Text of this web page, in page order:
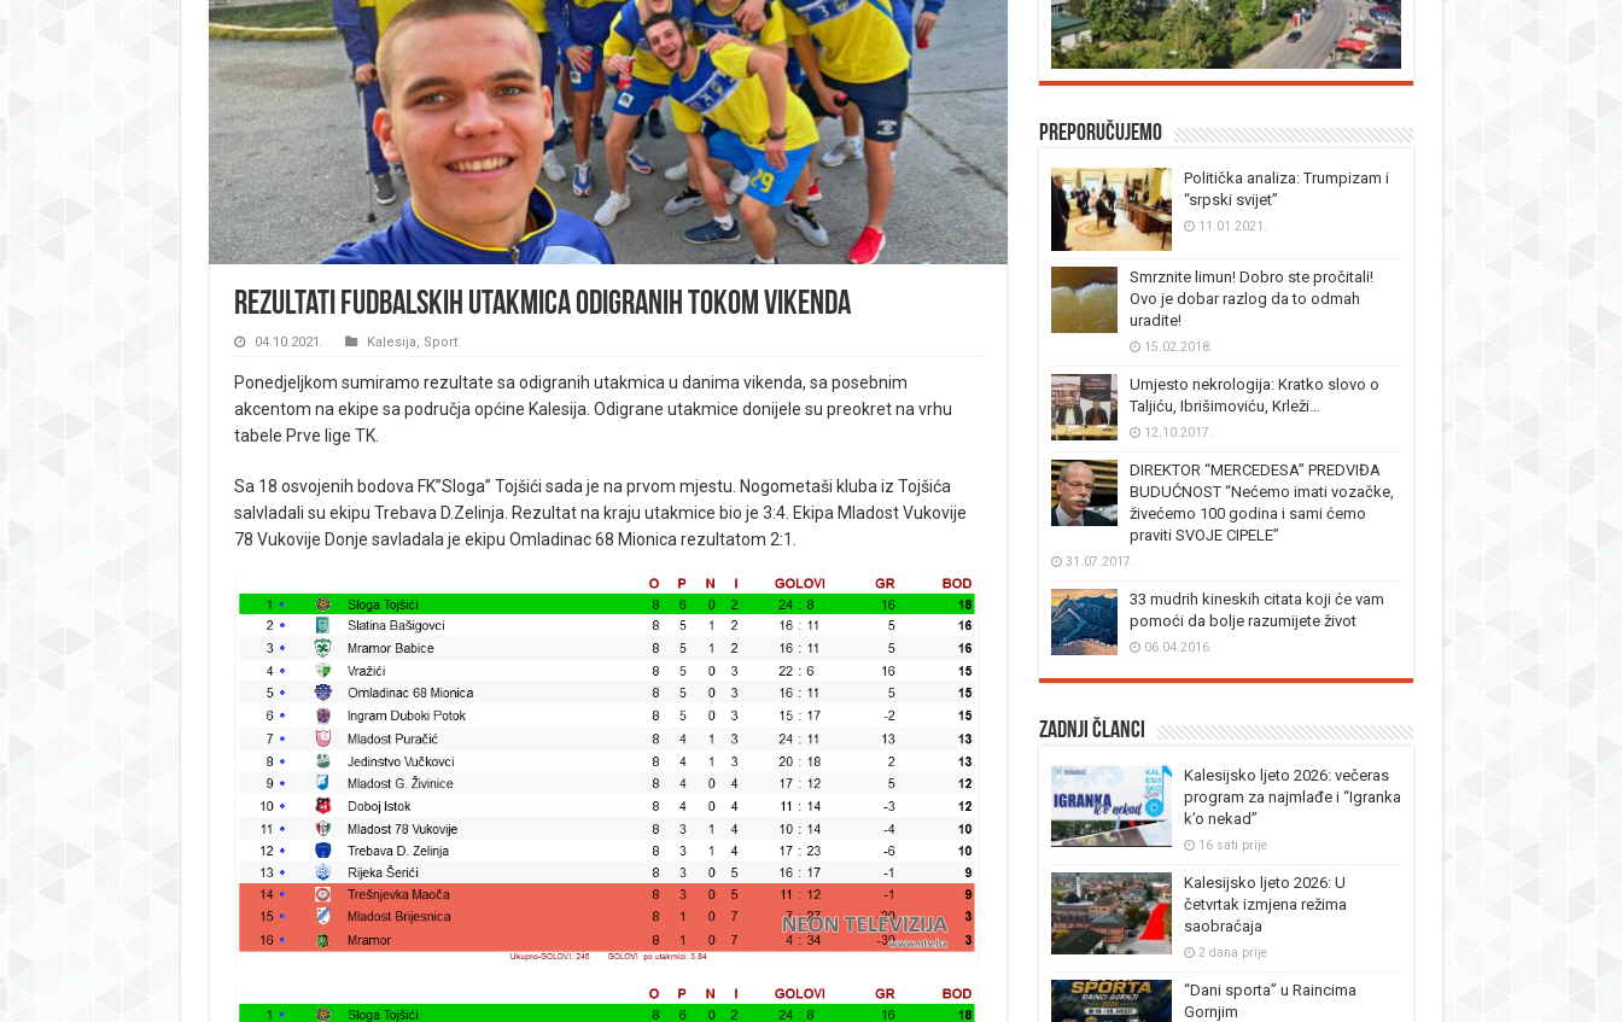
Rezultati fudbalskih utakmica odigranih tokom vikenda
04.10.2021. Kalesija, Sport
Ponedjeljkom sumiramo rezultate sa odigranih utakmica u danima vikenda, sa posebnim
akcentom na ekipe sa područja općine Kalesija. Odigrane utakmice donijele su preokret na vrhu
tabele Prve lige TK.
Sa 18 osvojenih bodova FK”Sloga” Tojšići sada je na prvom mjestu. Nogometaši kluba iz Tojšića
salvladali su ekipu Trebava D.Zelinja. Rezultat na kraju utakmice bio je 3:4. Ekipa Mladost Vukovije
78 Vukovije Donje savladala je ekipu Omladinac 68 Mionica rezultatom 2:1.
Preporučujemo
Politička analiza: Trumpizam i
“srpski svijet”
11.01.2021.
Smrznite limun! Dobro ste pročitali!
Ovo je dobar razlog da to odmah
uradite!
15.02.2018.
Umjesto nekrologija: Kratko slovo o
Taljiću, Ibrišimoviću, Krleži…
12.10.2017.
DIREKTOR “MERCEDESA” PREDVIĐA
BUDUĆNOST “Nećemo imati vozačke,
živećemo 100 godina i sami ćemo
praviti SVOJE CIPELE”
31.07.2017.
33 mudrih kineskih citata koji će vam
pomoći da bolje razumijete život
06.04.2016.
Zadnji članci
Kalesijsko ljeto 2026: večeras
program za najmlađe i “Igranka
k’o nekad”
16 sati prije
Kalesijsko ljeto 2026: U
četvrtak izmjena režima
saobraćaja
2 dana prije
“Dani sporta” u Raincima
Gornjim